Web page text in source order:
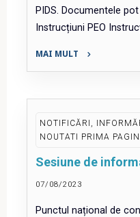
PIDS. Documentele
Instrucțiuni PEO
MAI MULT
"MIPE
publicat
instrucțiunile
privind
Cererilor
de
NOTIFICĂRI,
NOUTATI PRIMA
Sesiune de
07/08/2023
Punctul național de